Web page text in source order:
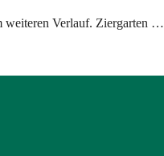
weiteren Verlauf. Ziergarten …